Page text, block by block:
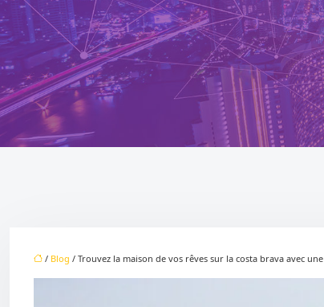
/ Blog / Trouvez la maison de vos rêves sur la costa brava avec